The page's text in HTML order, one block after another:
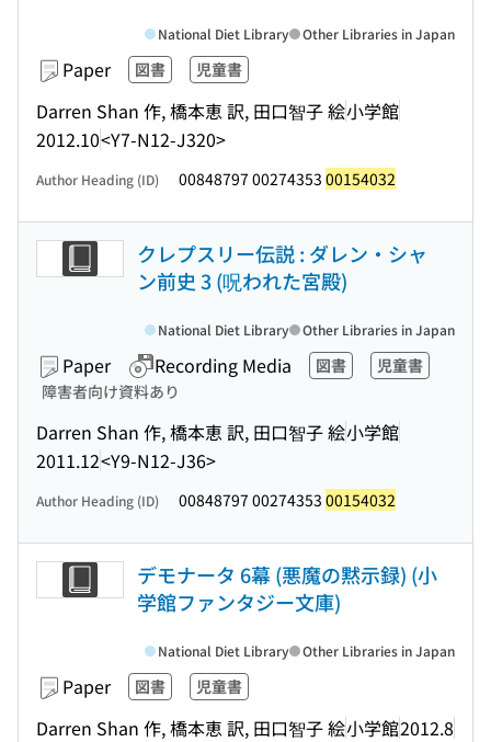
Paper 図書 児童書
Darren Shan 作, 橋本恵 訳, 田口智子 絵小学館
2012.10<Y7-N12-J320>
National Diet Library Other Libraries in Japan
Author Heading (ID) 00848797 00274353 00154032
クレプスリー伝説 : ダレン・シャ
ン前史 3 (呪われた宮殿)
Paper Recording Media 図書
児童書
障害者向け資料あり
Darren Shan 作, 橋本恵 訳, 田口智子 絵小学館
2011.12<Y9-N12-J36>
National Diet Library Other Libraries in Japan
Author Heading (ID) 00848797 00274353 00154032
デモナータ 6幕 (悪魔の黙示録) (小
学館ファンタジー文庫)
Paper 図書 児童書
Darren Shan 作, 橋本恵 訳, 田口智子 絵小学館2012.8
National Diet Library Other Libraries in Japan